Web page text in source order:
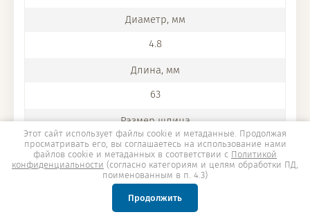
4.8
63
TX25 PIN
29.35
Этот сайт использует файлы cookie и метаданные. Продолжая
просматривать его, вы соглашаетесь на использование нами
файлов cookie и метаданных в соответствии с Политикой
конфиденциальности (согласно категориям и целям обработки ПД,
поименованным в п. 4.3)
Продолжить